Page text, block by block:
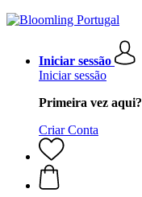
Iniciar sessão
Iniciar sessão
Primeira vez aqui?
Criar Conta